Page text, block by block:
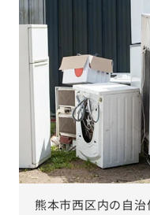
熊本市西区内の自